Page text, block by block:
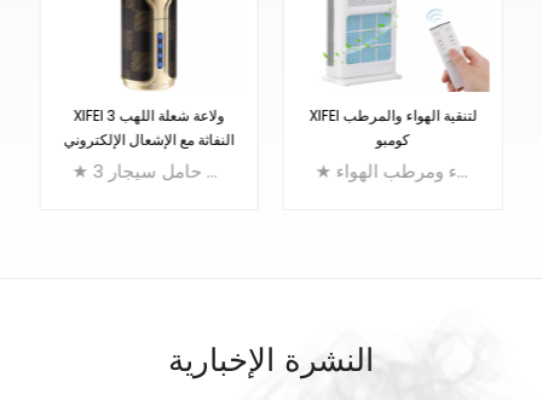
XIFEI 3 ولاعة شعلة اللهب
النفاثة مع الإشعال الإلكتروني
★ 3 في 1 ولاعة سيجار متعددة الوظائف: ولاعة شعلة ثلاثية + قاطعة خرامة + حامل سيجار
XIFEI لتنقية الهواء والمرطب
كومبو
★ مجموعة أجهزة تنقية الهواء ومرطب الهواء XIFEI، تتضمن مرشح CIO2 كبير (مرشح أساسي مضاد للبكتيريا)، وفلتر HEPA (الأطول في العالم بطول 12 مترًا)، ومولد بلازما الأيونات السالبة. يكتشف مستوى التلوث في الغرفة بشكل نشط لضبط مستوى الترشيح. قوي بما فيه الكفاية لإزالة وإزالة الروائح الكريهة وترطيب مساحة تصل إلى 1000 قدم مربع، ولكنه هادئ بما يكفي لضمان حصولك على نوم جيد ليلاً.
النشرة الإخبارية